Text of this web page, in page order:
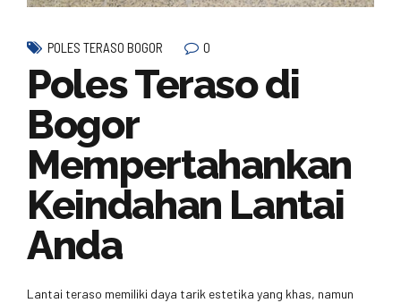
POLES TERASO BOGOR 0
Poles Teraso di
Bogor
Mempertahankan
Keindahan Lantai
Anda
Lantai teraso memiliki daya tarik estetika yang khas, namun